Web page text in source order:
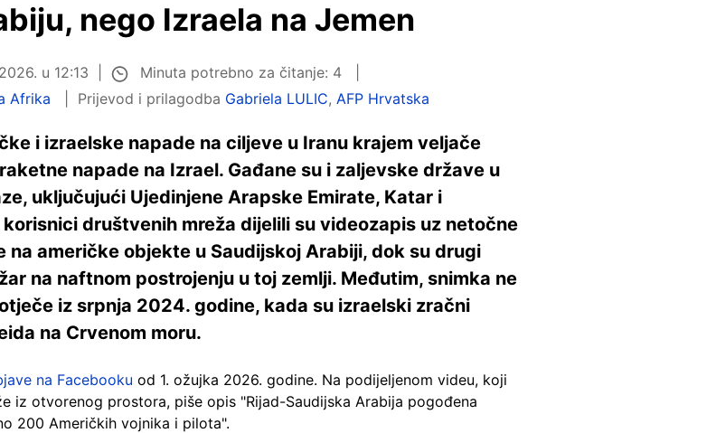
nego Izraela na Jemen
u 12:13
Minuta potrebno za čitanje: 4
Afrika Prijevod i prilagodba Gabriela LULIC, AFP Hrvatska
i izraelske napade na ciljeve u Iranu krajem veljače
napade na Izrael. Gađane su i zaljevske države u
uključujući Ujedinjene Arapske Emirate, Katar i
društvenih mreža dijelili su videozapis uz netočne
američke objekte u Saudijskoj Arabiji, dok su drugi
na naftnom postrojenju u toj zemlji. Međutim, snimka ne
iz srpnja 2024. godine, kada su izraelski zračni
na Crvenom moru.
na Facebooku od 1. ožujka 2026. godine. Na podijeljenom videu, koji
iz otvorenog prostora, piše opis "Rijad-Saudijska Arabija pogođena
200 Američkih vojnika i pilota".